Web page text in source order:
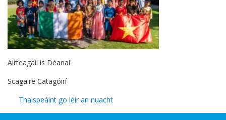
Airteagail is Déanaí
Scagaire Catagóirí
Thaispeáint go léir an nuacht